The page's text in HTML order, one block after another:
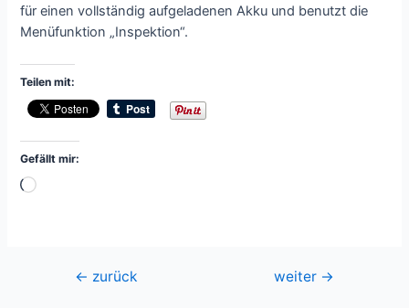
für einen vollständig aufgeladenen Akku und benutzt die
Menüfunktion „Inspektion“.
Teilen mit:
Gefällt mir:
Wird
Beitragsnavigation
← zurück weiter →